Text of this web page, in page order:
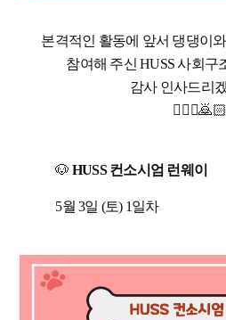
본격적인 활동에 앞서 댕댕이
참여해 주신 HUSS 사회구
감사 인사드리
🙇🏻‍♀️🙇🏻
🐶 HUSS 컨소시엄 런웨이
5월 3일 (토) 1일차